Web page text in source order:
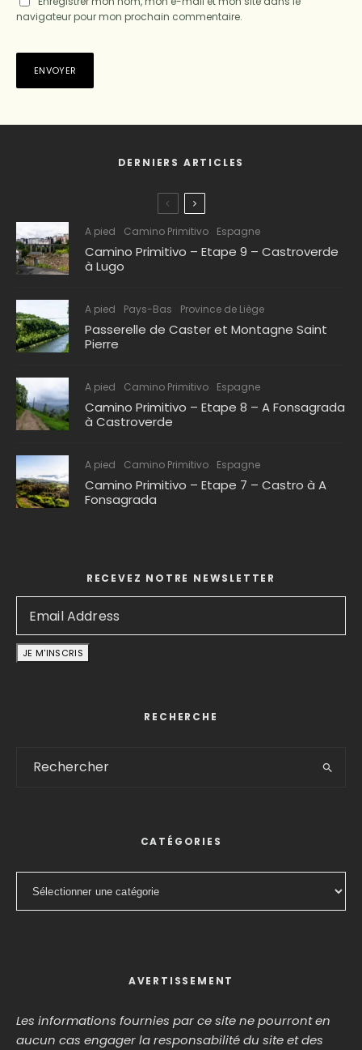
navigateur pour mon prochain commentaire.
DERNIERS ARTICLES
A pied Camino Primitivo Espagne
Camino Primitivo – Etape 9 – Castroverde
à Lugo
A pied Pays-Bas Province de Liège
Passerelle de Caster et Montagne Saint
Pierre
A pied Camino Primitivo Espagne
Camino Primitivo – Etape 8 – A Fonsagrada
à Castroverde
A pied Camino Primitivo Espagne
Camino Primitivo – Etape 7 – Castro à A
Fonsagrada
RECEVEZ NOTRE NEWSLETTER
RECHERCHE
CATÉGORIES
AVERTISSEMENT
Les informations fournies par ce site ne pourront en
aucun cas engager la responsabilité du site et des